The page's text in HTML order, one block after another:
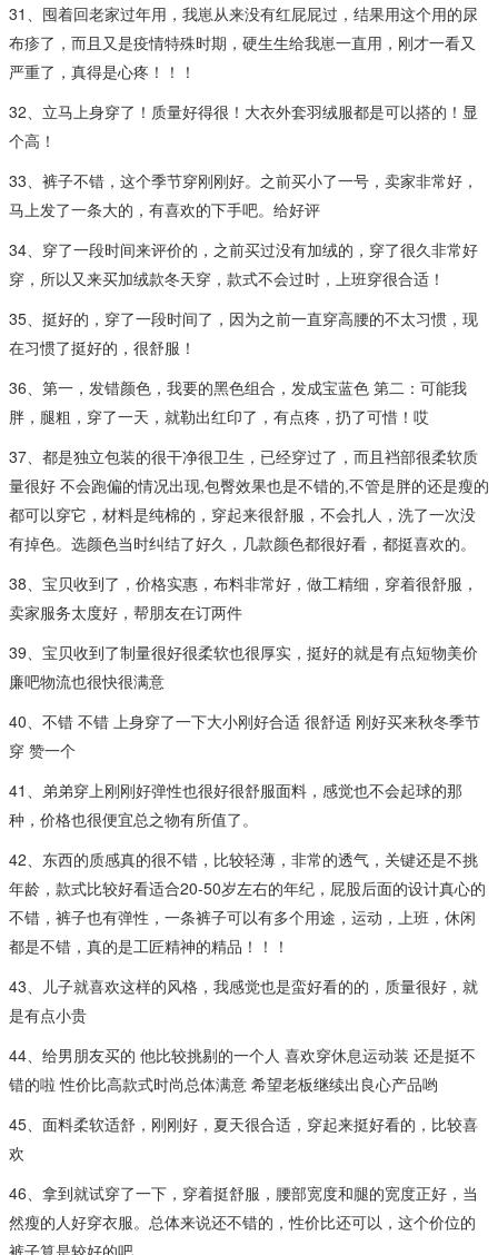
31、囤着回老家过年用，我崽从来没有红屁屁过，结果用这个用的尿
布疹了，而且又是疫情特殊时期，硬生生给我崽一直用，刚才一看又
严重了，真得是心疼！！！
32、立马上身穿了！质量好得很！大衣外套羽绒服都是可以搭的！显
个高！
33、裤子不错，这个季节穿刚刚好。之前买小了一号，卖家非常好，
马上发了一条大的，有喜欢的下手吧。给好评
34、穿了一段时间来评价的，之前买过没有加绒的，穿了很久非常好
穿，所以又来买加绒款冬天穿，款式不会过时，上班穿很合适！
35、挺好的，穿了一段时间了，因为之前一直穿高腰的不太习惯，现
在习惯了挺好的，很舒服！
36、第一，发错颜色，我要的黑色组合，发成宝蓝色 第二：可能我
胖，腿粗，穿了一天，就勒出红印了，有点疼，扔了可惜！哎
37、都是独立包装的很干净很卫生，已经穿过了，而且裆部很柔软质
量很好 不会跑偏的情况出现,包臀效果也是不错的,不管是胖的还是瘦的
都可以穿它，材料是纯棉的，穿起来很舒服，不会扎人，洗了一次没
有掉色。选颜色当时纠结了好久，几款颜色都很好看，都挺喜欢的。
38、宝贝收到了，价格实惠，布料非常好，做工精细，穿着很舒服，
卖家服务太度好，帮朋友在订两件
39、宝贝收到了制量很好很柔软也很厚实，挺好的就是有点短物美价
廉吧物流也很快很满意
40、不错 不错 上身穿了一下大小刚好合适 很舒适 刚好买来秋冬季节
穿 赞一个
41、弟弟穿上刚刚好弹性也很好很舒服面料，感觉也不会起球的那
种，价格也很便宜总之物有所值了。
42、东西的质感真的很不错，比较轻薄，非常的透气，关键还是不挑
年龄，款式比较好看适合20-50岁左右的年纪，屁股后面的设计真心的
不错，裤子也有弹性，一条裤子可以有多个用途，运动，上班，休闲
都是不错，真的是工匠精神的精品！！！
43、儿子就喜欢这样的风格，我感觉也是蛮好看的的，质量很好，就
是有点小贵
44、给男朋友买的 他比较挑剔的一个人 喜欢穿休息运动装 还是挺不
错的啦 性价比高款式时尚总体满意 希望老板继续出良心产品哟
45、面料柔软适舒，刚刚好，夏天很合适，穿起来挺好看的，比较喜
欢
46、拿到就试穿了一下，穿着挺舒服，腰部宽度和腿的宽度正好，当
然瘦的人好穿衣服。总体来说还不错的，性价比还可以，这个价位的
裤子算是较好的吧